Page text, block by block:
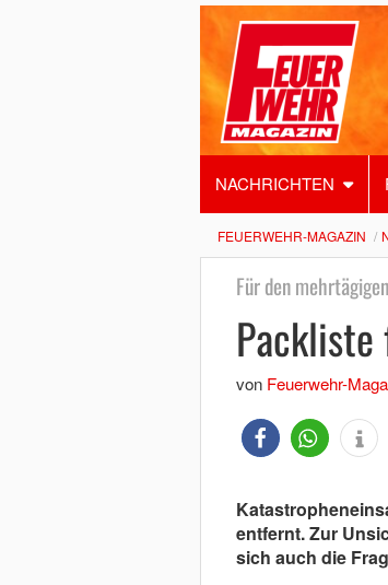
NACHRICHTEN
FEUERWEHR-MAGAZIN
Für den
von Feuerwehr-
entfernt. Zur
sich auch die